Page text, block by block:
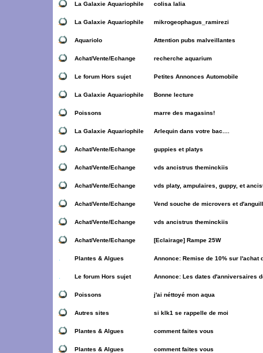
La Galaxie Aquariophile colisa lalia
La Galaxie Aquariophile mikrogeophagus_ramirezi
Aquariolo Attention pubs malveillantes
Achat/Vente/Echange recherche aquarium
Le forum Hors sujet Petites Annonces Automobile
La Galaxie Aquariophile Bonne lecture
Poissons marre des magasins!
La Galaxie Aquariophile Arlequin dans votre bac....
Achat/Vente/Echange guppies et platys
Achat/Vente/Echange vds ancistrus theminckiis
Achat/Vente/Echange vds platy, ampulaires, guppy, et
Achat/Vente/Echange Vend souche de microvers et
Achat/Vente/Echange vds ancistrus theminckiis
Achat/Vente/Echange [Eclairage] Rampe 25W
Plantes & Algues Annonce: Remise de 10% sur l'achat
Le forum Hors sujet Annonce: Les dates d'anniversaires
Poissons j'ai néttoyé mon aqua
Autres sites si klk1 se rappelle de moi
Plantes & Algues comment faites vous
Plantes & Algues comment faites vous